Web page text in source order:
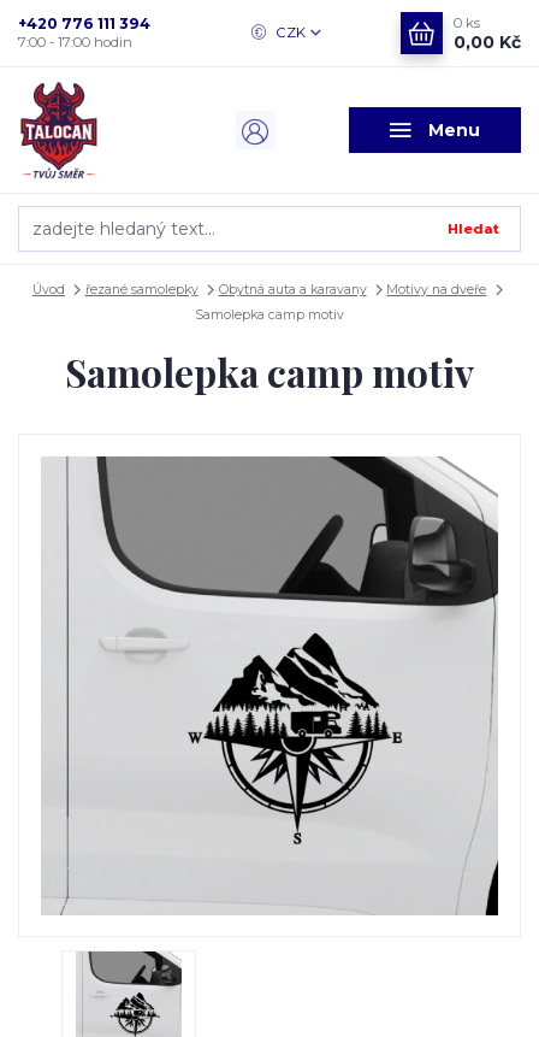
Menu
CZK
Hledat
+420 776 111 394
7:00 - 17:00 hodin
0 ks
0,00 Kč
Úvod řezané samolepky Obytná auta a karavany
Motivy na dveře
Samolepka camp motiv
Samolepka camp motiv